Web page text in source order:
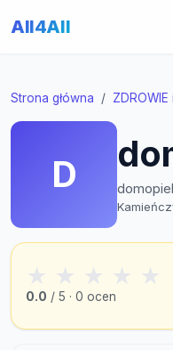
All4All
Strona główna ZDROWIE
D
★ ★ ★ ★ ★
0.0 / 5 · 0 ocen